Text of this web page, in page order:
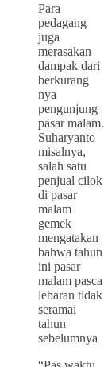
Para
pedagang
juga
merasakan
dampak dari
berkurang
nya
pengunjung
pasar malam.
Suharyanto
misalnya,
salah satu
penjual cilok
di pasar
malam
gemek
mengatakan
bahwa tahun
ini pasar
malam pasca
lebaran tidak
seramai
tahun
sebelumnya